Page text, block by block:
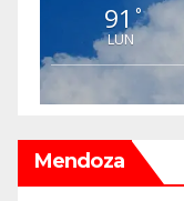
91 °
LUN
Mendoza